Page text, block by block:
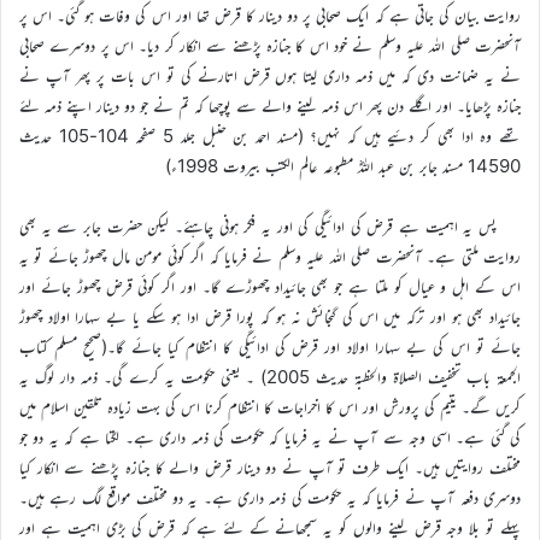
روایت بیان کی جاتی ہے کہ ایک صحابی پر دو دینار کا قرض تھا اور اس کی وفات ہو گئی۔ اس پر
آنحضرت صلی اللہ علیہ وسلم نے خود اس کا جنازہ پڑھنے سے انکار کر دیا۔ اس پر دوسرے صحابی
نے یہ ضمانت دی کہ میں ذمہ داری لیتا ہوں قرض اتارنے کی تو اس بات پر پھر آپ نے
جنازہ پڑھایا۔ اور اگلے دن پھر اس ذمہ لینے والے سے پوچھا کہ تم نے جو دو دینار اپنے ذمہ لئے
تھے وہ ادا بھی کر دئیے ہیں کہ نہیں؟ (مسند احمد بن حنبل جلد 5 صفحہ 104-105 حدیث
14590 مسند جابر بن عبد اللہؓ مطبوعہ عالم الکتب بیروت 1998ء)
پس یہ اہمیت ہے قرض کی ادائیگی کی اور یہ فکر ہونی چاہئے۔ لیکن حضرت جابر سے یہ بھی
روایت ملتی ہے۔ آنحضرت صلی اللہ علیہ وسلم نے فرمایا کہ اگر کوئی مومن مال چھوڑ جائے تو یہ
اس کے اہل و عیال کو ملتا ہے جو بھی جائیداد چھوڑے گا۔ اور اگر کوئی قرض چھوڑ جائے اور
جائیداد بھی ہو اور ترکہ میں اس کی گنجائش نہ ہو کہ پورا قرض ادا ہو سکے یا بے سہارا اولاد چھوڑ
جائے تو اس کی بے سہارا اولاد اور قرض کی ادائیگی کا انتظام کیا جائے گا۔(صحیح مسلم کتاب
الجمعۃ باب تخفیف الصلاۃ والحظبۃ حدیث 2005) ۔ یعنی حکومت یہ کرے گی۔ ذمہ دار لوگ یہ
کریں گے۔ یتیم کی پرورش اور اس کا اخراجات کا انتظام کرنا اس کی بہت زیادہ تلقین اسلام میں
کی گئی ہے۔ اسی وجہ سے آپ نے یہ فرمایا کہ حکومت کی ذمہ داری ہے۔ لگتا ہے کہ یہ دو جو
مختلف روایتیں ہیں۔ ایک طرف تو آپ نے دو دینار قرض والے کا جنازہ پڑھنے سے انکار کیا
دوسری دفعہ آپ نے فرمایا کہ یہ حکومت کی ذمہ داری ہے۔ یہ دو مختلف مواقع لگ رہے ہیں۔
پہلے تو بلا وجہ قرض لینے والوں کو یہ سمجھانے کے لئے ہے کہ قرض کی بڑی اہمیت ہے اور